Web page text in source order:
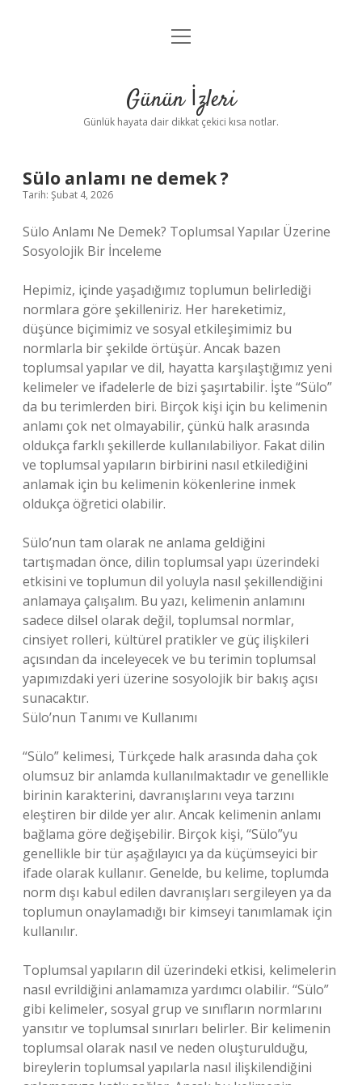
Anasayfa
Yasal Uyarı
menüyü
Günün İzleri
Günlük hayata dair dikkat çekici kısa notlar.
Sülo anlamı ne demek ?
Tarih: Şubat 4, 2026
Sülo Anlamı Ne Demek? Toplumsal Yapılar Üzerine
Sosyolojik Bir İnceleme
Hepimiz, içinde yaşadığımız toplumun belirlediği
normlara göre şekilleniriz. Her hareketimiz,
düşünce biçimimiz ve sosyal etkileşimimiz bu
normlarla bir şekilde örtüşür. Ancak bazen
toplumsal yapılar ve dil, hayatta karşılaştığımız yeni
kelimeler ve ifadelerle de bizi şaşırtabilir. İşte “Sülo”
da bu terimlerden biri. Birçok kişi için bu kelimenin
anlamı çok net olmayabilir, çünkü halk arasında
oldukça farklı şekillerde kullanılabiliyor. Fakat dilin
ve toplumsal yapıların birbirini nasıl etkilediğini
anlamak için bu kelimenin kökenlerine inmek
oldukça öğretici olabilir.
Sülo’nun tam olarak ne anlama geldiğini
tartışmadan önce, dilin toplumsal yapı üzerindeki
etkisini ve toplumun dil yoluyla nasıl şekillendiğini
anlamaya çalışalım. Bu yazı, kelimenin anlamını
sadece dilsel olarak değil, toplumsal normlar,
cinsiyet rolleri, kültürel pratikler ve güç ilişkileri
açısından da inceleyecek ve bu terimin toplumsal
yapımızdaki yeri üzerine sosyolojik bir bakış açısı
sunacaktır.
Sülo’nun Tanımı ve Kullanımı
“Sülo” kelimesi, Türkçede halk arasında daha çok
olumsuz bir anlamda kullanılmaktadır ve genellikle
birinin karakterini, davranışlarını veya tarzını
eleştiren bir dilde yer alır. Ancak kelimenin anlamı
bağlama göre değişebilir. Birçok kişi, “Sülo”yu
genellikle bir tür aşağılayıcı ya da küçümseyici bir
ifade olarak kullanır. Genelde, bu kelime, toplumda
norm dışı kabul edilen davranışları sergileyen ya da
toplumun onaylamadığı bir kimseyi tanımlamak için
kullanılır.
Toplumsal yapıların dil üzerindeki etkisi, kelimelerin
nasıl evrildiğini anlamamıza yardımcı olabilir. “Sülo”
gibi kelimeler, sosyal grup ve sınıfların normlarını
yansıtır ve toplumsal sınırları belirler. Bir kelimenin
toplumsal olarak nasıl ve neden oluşturulduğu,
bireylerin toplumsal yapılarla nasıl ilişkilendiğini